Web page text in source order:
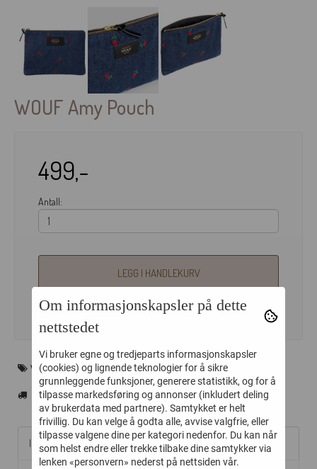
WOUF Amy Pouch
499,-
Antall:
LEGG I HANDLEKURV
WOUF
Informasjon
Om informasjonskapsler på dette
nettstedet
Vi bruker egne og tredjeparts informasjonskapsler
(cookies) og lignende teknologier for å sikre
grunnleggende funksjoner, generere statistikk, og for å
tilpasse markedsføring og annonser (inkludert deling
av brukerdata med partnere). Samtykket er helt
frivillig. Du kan velge å godta alle, avvise valgfrie, eller
tilpasse valgene dine per kategori nedenfor. Du kan når
som helst endre eller trekke tilbake dine samtykker via
lenken «personvern» nederst på nettsiden vår.